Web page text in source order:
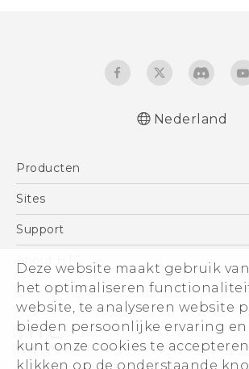
Deze website maakt gebruik
het optimaliseren
website, te analyseren website
bieden persoonlijke ervaring en
kunt onze cookies te
klikken op de onderstaande
English - User
Nederlands - CE-
Nederland
Producten
Telefoons
Vive
Accessoires
Sites
HTC Vive
Aan de slag
Support
Support voor eCommerce
About HTC
ESG
Informatie over het bedrijf
Voor beleggers (engels)
Cookie Preferences